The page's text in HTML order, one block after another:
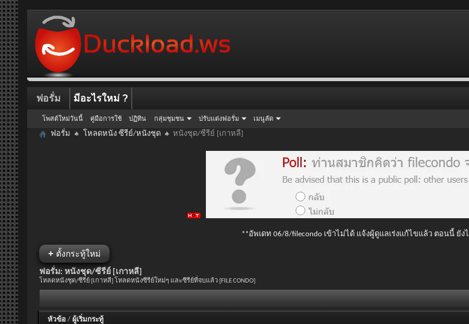
ฟอรั่ม
โพสต์ใหม่วันนี้ คู่มือการใช้ ปฏิทิน กลุ่มชุมชน ปรับแต่งฟอรั่ม เมนูลัด
มีอะไรใหม่ ?
ฟอรั่ม โหลดหนัง ซีรีย์/หนังชุด หนังชุด/ซีรีย์ [เกาหลี]
**อัพเดท 06/8/filecondo เข้าไม่ได้ แจ้งผู้ดูแลเร่งแก้ไขแล้ว ตอนนี้ ยั
+ ตั้งกระทู้ใหม่
ฟอรั่ม: หนังชุด/ซีรีย์ [เกาหลี]
โหลดหนังชุด/ซีรีย์ [เกาหลี] โหลดหนังซีรีย์ใหม่ๆ และซีรีย์ที่จบแล้ว [FILE CONDO]
หัวข้อ / ผู้เริ่มกระทู้